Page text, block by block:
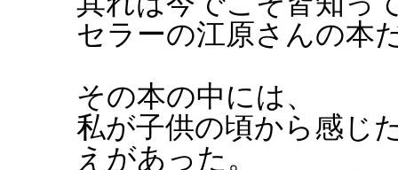
セラーの江原さんの本
その本の中には、
私が子供の頃から感じ
えがあった。